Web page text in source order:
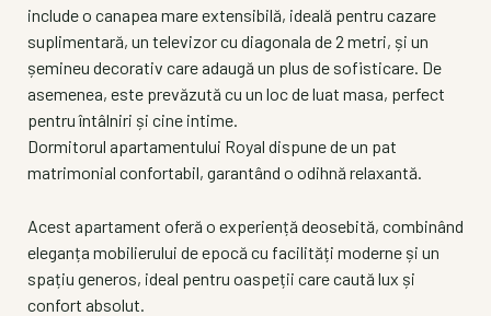
include o canapea mare extensibilă, ideală pentru cazare
suplimentară, un televizor cu diagonala de 2 metri, și un
șemineu decorativ care adaugă un plus de sofisticare. De
asemenea, este prevăzută cu un loc de luat masa, perfect
pentru întâlniri și cine intime.
Dormitorul apartamentului Royal dispune de un pat
matrimonial confortabil, garantând o odihnă relaxantă.
Acest apartament oferă o experiență deosebită, combinând
eleganța mobilierului de epocă cu facilități moderne și un
spațiu generos, ideal pentru oaspeții care caută lux și
confort absolut.